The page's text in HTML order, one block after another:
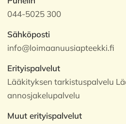
044-5025 300
Sähköposti
info@loimaanuusiapteekki.fi
Erityispalvelut
Lääkityksen tarkistuspalvelu
annosjakelupalvelu
Muut erityispalvelut